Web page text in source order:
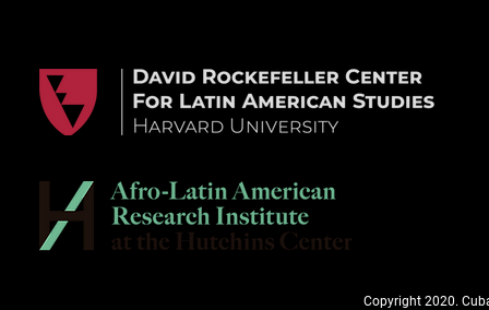
Copyright 2020.